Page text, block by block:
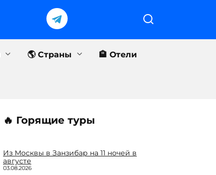
🌎 Страны 🏨 Отели
🔥 Горящие туры
Из Москвы в Занзибар на 11 ночей в
августе
03.08.2026